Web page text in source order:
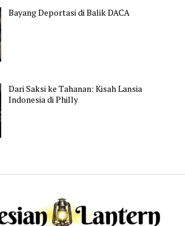
Bayang Deportasi di Balik DACA
Dari Saksi ke Tahanan: Kisah Lansia
Indonesia di Philly